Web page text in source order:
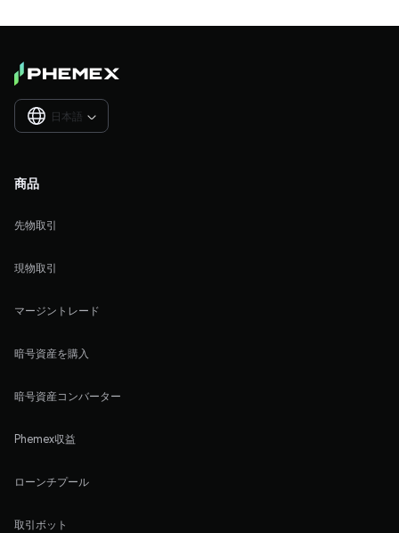
日本語 
商品
先物取引
現物取引
マージントレード
暗号資産を購入
暗号資産コンバーター
Phemex収益
ローンチプール
取引ボット